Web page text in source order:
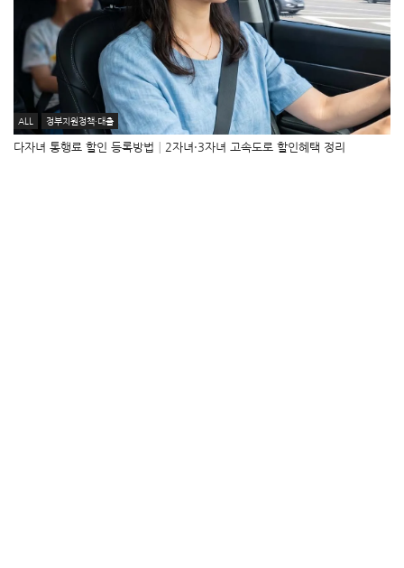
ALL 정부지원정책·대출
다자녀 통행료 할인 등록방법│2자녀·3자녀 고속도로 할인혜택 정리